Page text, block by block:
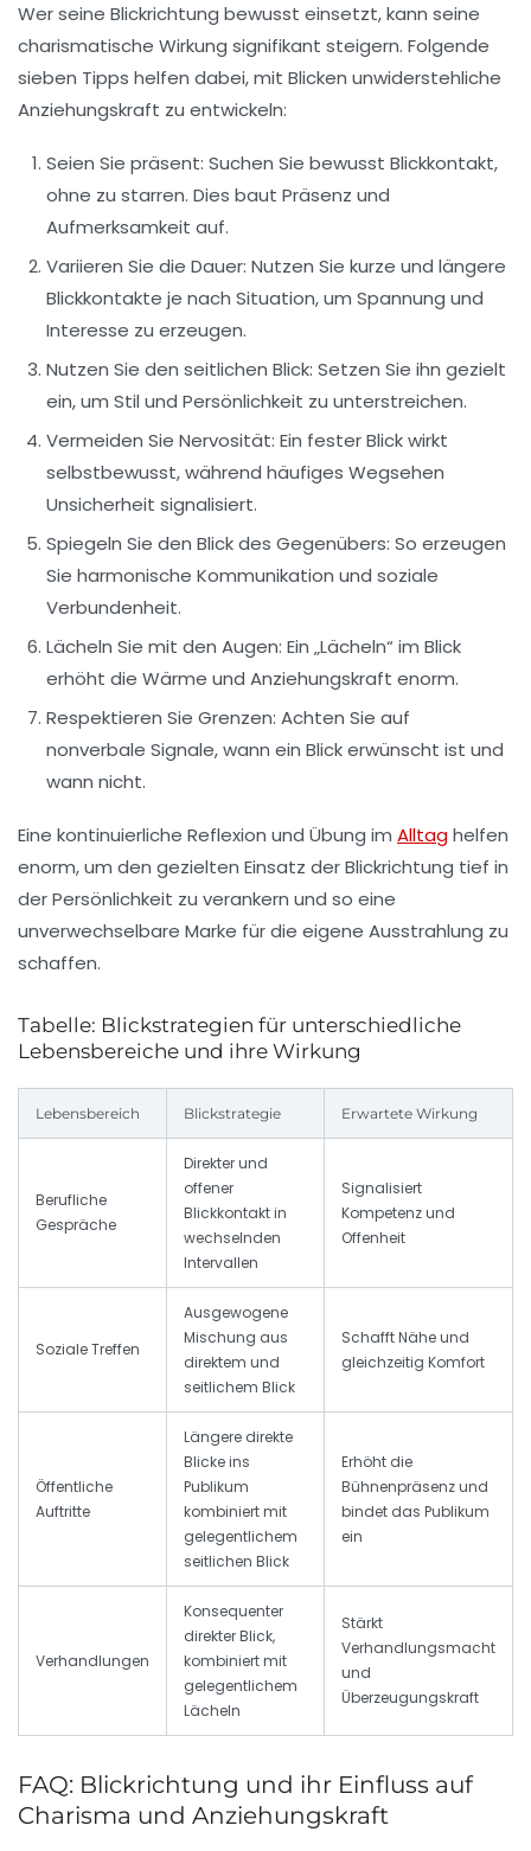
Wer seine Blickrichtung bewusst einsetzt, kann seine
charismatische Wirkung signifikant steigern. Folgende
sieben Tipps helfen dabei, mit Blicken unwiderstehliche
Anziehungskraft zu entwickeln:
Seien Sie präsent: Suchen Sie bewusst Blickkontakt,
ohne zu starren. Dies baut Präsenz und
Aufmerksamkeit auf.
Variieren Sie die Dauer: Nutzen Sie kurze und längere
Blickkontakte je nach Situation, um Spannung und
Interesse zu erzeugen.
Nutzen Sie den seitlichen Blick: Setzen Sie ihn gezielt
ein, um Stil und Persönlichkeit zu unterstreichen.
Vermeiden Sie Nervosität: Ein fester Blick wirkt
selbstbewusst, während häufiges Wegsehen
Unsicherheit signalisiert.
Spiegeln Sie den Blick des Gegenübers: So erzeugen
Sie harmonische Kommunikation und soziale
Verbundenheit.
Lächeln Sie mit den Augen: Ein „Lächeln“ im Blick
erhöht die Wärme und Anziehungskraft enorm.
Respektieren Sie Grenzen: Achten Sie auf
nonverbale Signale, wann ein Blick erwünscht ist und
wann nicht.
Eine kontinuierliche Reflexion und Übung im Alltaghelfen
enorm, um den gezielten Einsatz der Blickrichtung tief in
der Persönlichkeit zu verankern und so eine
unverwechselbare Marke für die eigene Ausstrahlung zu
schaffen.
Tabelle: Blickstrategien für unterschiedliche
Lebensbereiche und ihre Wirkung
Lebensbereich Blickstrategie Erwartete Wirkung
Berufliche
Gespräche
Direkter und
offener
Blickkontakt in
wechselnden
Intervallen
Signalisiert
Kompetenz und
Offenheit
Soziale Treffen
Ausgewogene
Mischung aus
direktem und
seitlichem Blick
Schafft Nähe und
gleichzeitig Komfort
Öffentliche
Auftritte
Längere direkte
Blicke ins
Publikum
kombiniert mit
gelegentlichem
seitlichen Blick
Erhöht die
Bühnenpräsenz und
bindet das Publikum
ein
Verhandlungen
Konsequenter
direkter Blick,
kombiniert mit
gelegentlichem
Lächeln
Stärkt
Verhandlungsmacht
und
Überzeugungskraft
FAQ: Blickrichtung und ihr Einfluss auf
Charisma und Anziehungskraft